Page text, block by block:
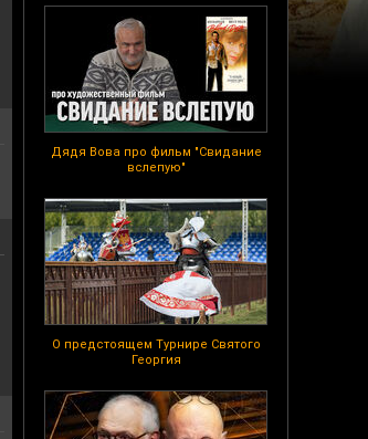
Дядя Вова про фильм "Свидание
вслепую"
О предстоящем Турнире Святого
Георгия